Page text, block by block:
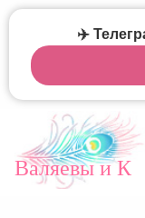
Валяевы и К
✈️